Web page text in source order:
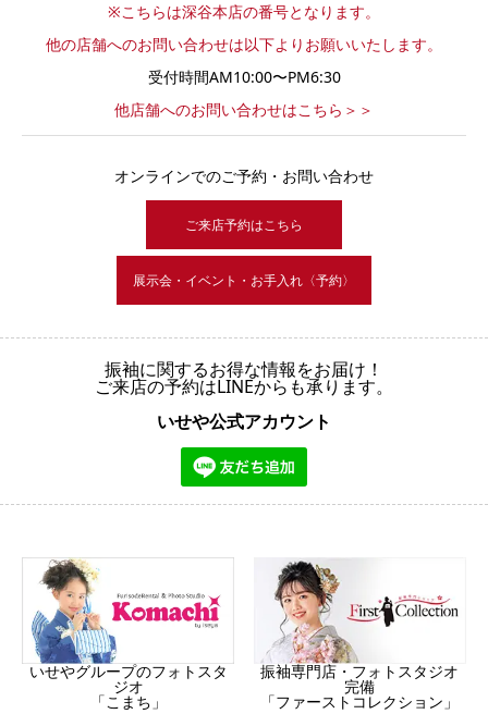
※こちらは深谷本店の番号となります。
他の店舗へのお問い合わせは以下よりお願いいたします。
受付時間AM10:00〜PM6:30
他店舗へのお問い合わせはこちら＞＞
オンラインでのご予約・お問い合わせ
ご来店予約はこちら
展示会・イベント・お手入れ〈予約〉
振袖に関するお得な情報をお届け！
ご来店の予約はLINEからも承ります。
いせや公式アカウント
いせやグループのフォトスタ
ジオ
「こまち」
振袖専門店・フォトスタジオ
完備
「ファーストコレクション」